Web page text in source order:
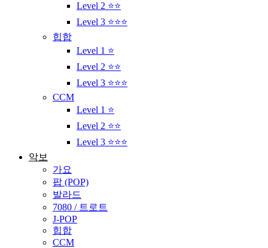
Level 2 ⭐⭐
Level 3 ⭐⭐⭐
힙합
Level 1 ⭐
Level 2 ⭐⭐
Level 3 ⭐⭐⭐
CCM
Level 1 ⭐
Level 2 ⭐⭐
Level 3 ⭐⭐⭐
악보
가요
팝 (POP)
발라드
7080 / 트로트
J-POP
힙합
CCM